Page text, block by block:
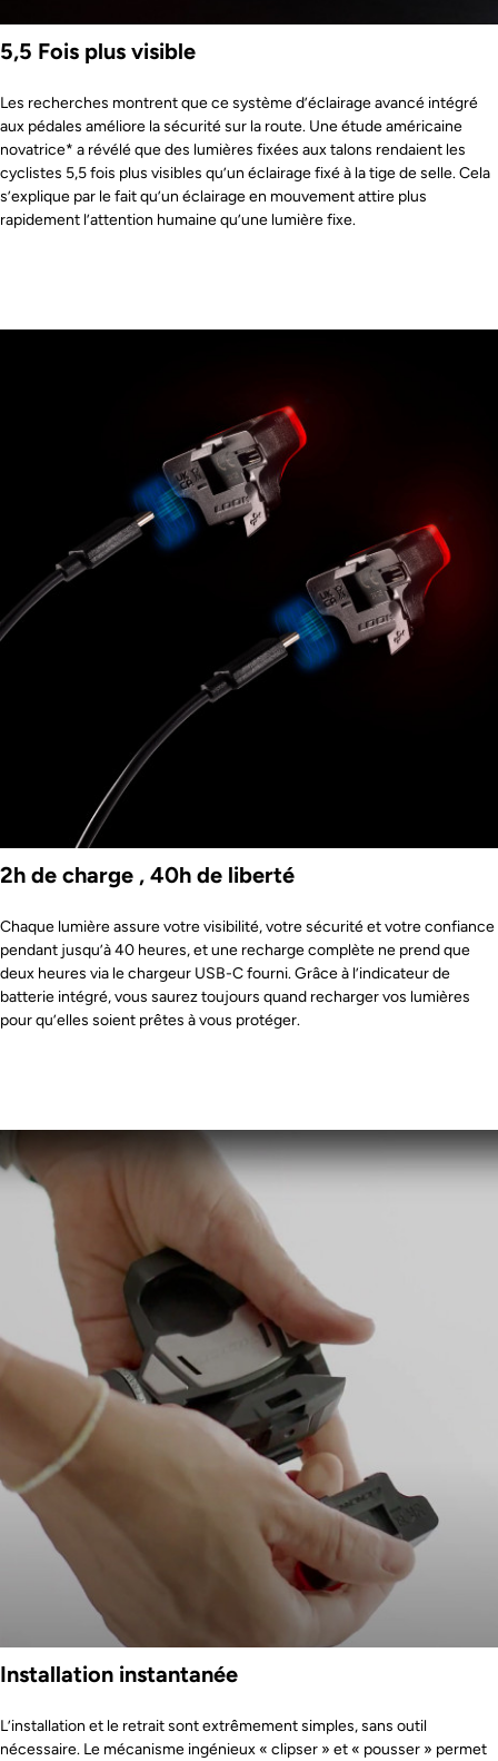
5,5 Fois plus visible
Les recherches montrent que ce système d’éclairage avancé intégré
aux pédales améliore la sécurité sur la route. Une étude américaine
novatrice* a révélé que des lumières fixées aux talons rendaient les
cyclistes 5,5 fois plus visibles qu’un éclairage fixé à la tige de selle. Cela
s’explique par le fait qu’un éclairage en mouvement attire plus
rapidement l’attention humaine qu’une lumière fixe.
2h de charge , 40h de liberté
Chaque lumière assure votre visibilité, votre sécurité et votre confiance
pendant jusqu’à 40 heures, et une recharge complète ne prend que
deux heures via le chargeur USB-C fourni. Grâce à l’indicateur de
batterie intégré, vous saurez toujours quand recharger vos lumières
pour qu’elles soient prêtes à vous protéger.
Installation instantanée
L’installation et le retrait sont extrêmement simples, sans outil
nécessaire. Le mécanisme ingénieux « clipser » et « pousser » permet